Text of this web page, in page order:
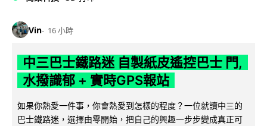
Vin 16 小時
中三巴士鐵路迷 自製紙皮遙控巴士 門,
水撥識郁 + 實時GPS報站
如果你熱愛一件事，你會熱愛到怎樣的程度？一位就讀中三的
巴士鐵路迷，選擇由零開始，把自己的興趣一步步變成真正可